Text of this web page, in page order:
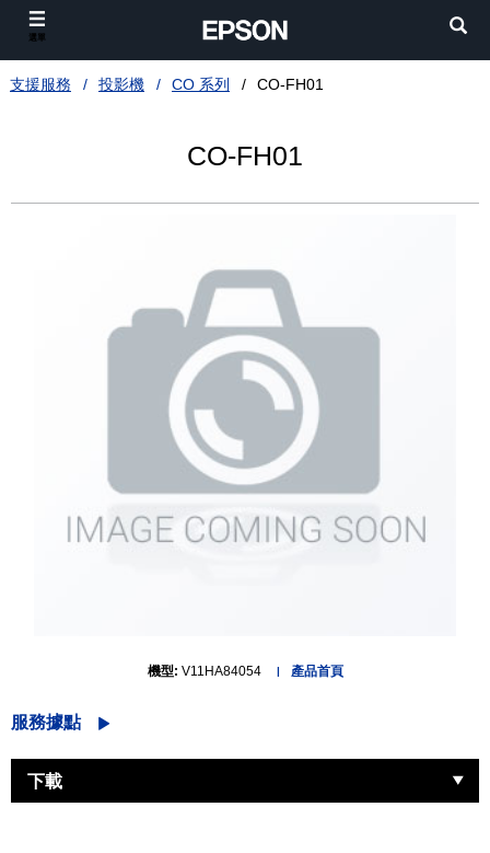
支援服務 投影機 CO 系列 CO-FH01
CO-FH01
機型: V11HA84054 產品首頁
服務據點
下載